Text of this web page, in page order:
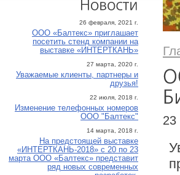
26 февраля, 2021 г.
ООО «Балтекс» приглашает
посетить стенд компании на
выставке «ИНТЕРТКАНЬ»
27 марта, 2020 г.
Уважаемые клиенты, партнеры и
друзья!
22 июля, 2018 г.
Изменение телефонных номеров
ООО "Балтекс"
14 марта, 2018 г.
На предстоящей выставке
«ИНТЕРТКАНЬ-2018» с 20 по 23
марта ООО «Балтекс» представит
ряд новых современных
23